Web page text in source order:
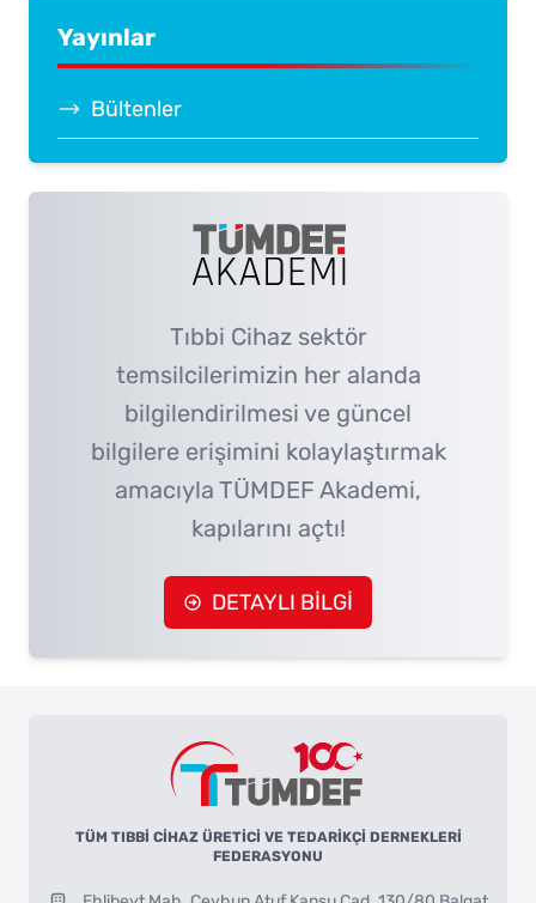
Yayınlar
Bültenler
Tıbbi Cihaz sektör
temsilcilerimizin her alanda
bilgilendirilmesi ve güncel
bilgilere erişimini kolaylaştırmak
amacıyla TÜMDEF Akademi,
kapılarını açtı!
DETAYLI BİLGİ
TÜM TIBBİ CİHAZ ÜRETİCİ VE TEDARİKÇİ DERNEKLERİ
FEDERASYONU